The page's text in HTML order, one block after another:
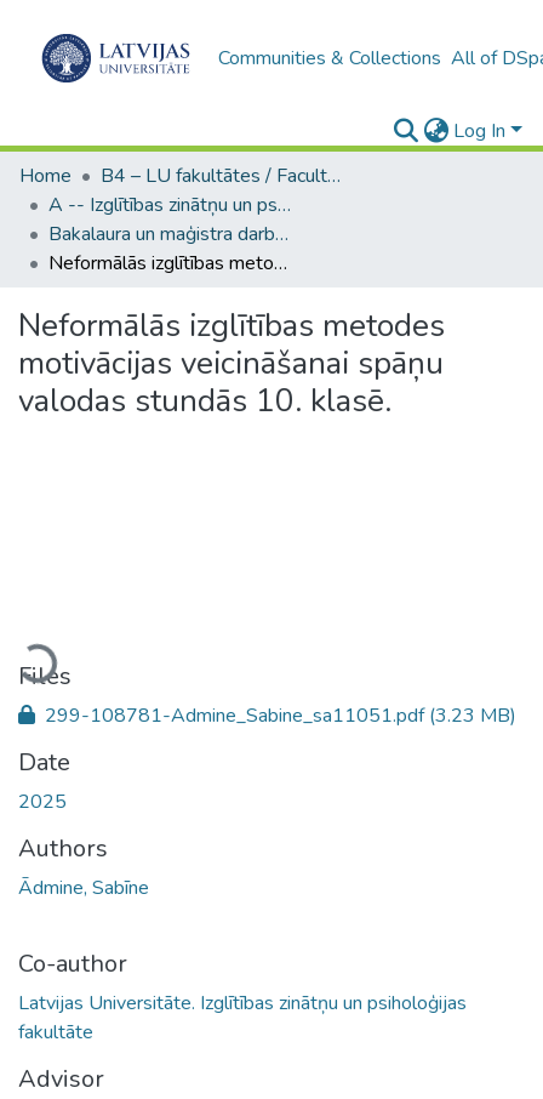
Communities & Collections All of
Log In
Home
B4 – LU fakultātes / Faculties of the UL
A -- Izglītības zinātņu un psiholoģijas fakultāte / Faculty of Education Sciences and Psychology
Bakalaura un maģistra darbi (PPMF) / Bachelor's and Master's theses
Neformālās izglītības metodes motivācijas veicināšanai spāņu valodas stundās 10. klasē.
Neformālās izglītības metodes
motivācijas veicināšanai spāņu
valodas stundās 10. klasē.
Loading...
Files
299-108781-Admine_Sabine_sa11051.pdf(3.23 MB)
Date
2025
Authors
Ādmine, Sabīne
Co-author
Latvijas Universitāte. Izglītības zinātņu un psiholoģijas
fakultāte
Advisor